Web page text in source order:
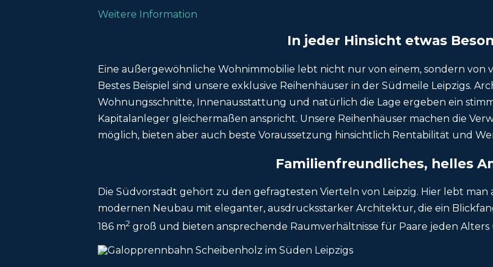
Weitere Information
In jeder Hinsicht etwas
Eine außergewöhnliche Wohnimmobilie lebt nicht nur von einem, sondern
Bestes Beispiel sind unsere exklusive Reihenhäuser in der Südmeile Leipzigs.
Wohnungsschnitte, Innenausstattung und natürlich die Lage ergeben ein
Kapitalanleger gleichermaßen anspricht. Unsere Reihenhäuser machen die
möglich, bieten aber auch beste Voraussetzung hinsichtlich Rentabilität und
Familienfreundliches, helles
Die Südvorstadt gehört zu den gefragtesten Vierteln von Leipzig. Hier lebt man
modernen Neubau mit eleganter, ausdrucksstarker Architektur, die ein
186 m2 groß und bieten ansprechende Raumverhältnisse für Paare jeden Alters